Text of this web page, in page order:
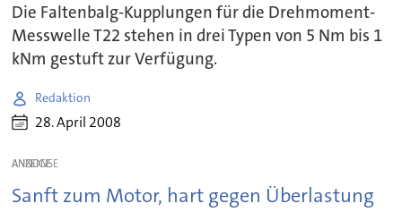
Die Faltenbalg-Kupplungen für die Drehmoment-
Messwelle T22 stehen in drei Typen von 5 Nm bis 1
kNm gestuft zur Verfügung.
Redaktion
28. April 2008
ANZEIGE
Sanft zum Motor, hart gegen Überlastung